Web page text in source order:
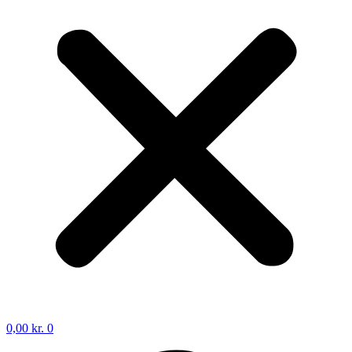
0,00 kr. 0